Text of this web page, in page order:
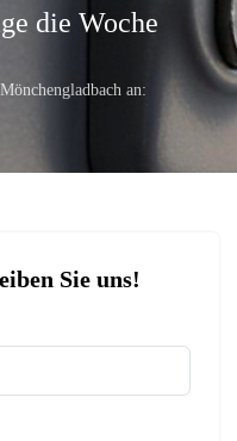
die Woche
an:
Sie uns!